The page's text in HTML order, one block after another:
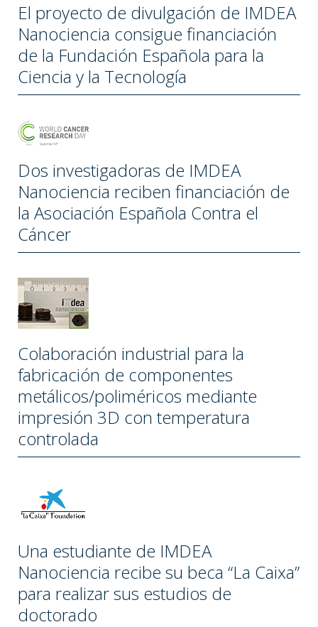
El proyecto de divulgación de IMDEA
Nanociencia consigue financiación
de la Fundación Española para la
Ciencia y la Tecnología
Dos investigadoras de IMDEA
Nanociencia reciben financiación de
la Asociación Española Contra el
Cáncer
Colaboración industrial para la
fabricación de componentes
metálicos/poliméricos mediante
impresión 3D con temperatura
controlada
Una estudiante de IMDEA
Nanociencia recibe su beca “La Caixa”
para realizar sus estudios de
doctorado